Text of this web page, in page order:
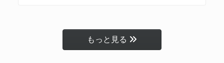
もっと見る